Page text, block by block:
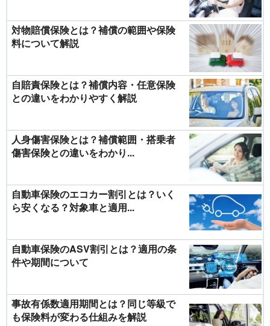
対物賠償保険とは？補償の範囲や保険
料について解説
自賠責保険とは？補償内容・任意保険
との違いをわかりやすく解説
人身傷害保険とは？補償範囲・搭乗者
傷害保険との違いをわかり...
自動車保険のエコカー割引とは？いく
ら安くなる？対象車と適用...
自動車保険のASV割引とは？適用の条
件や期間について
事故有係数適用期間とは？同じ等級で
も保険料が変わる仕組みを解説